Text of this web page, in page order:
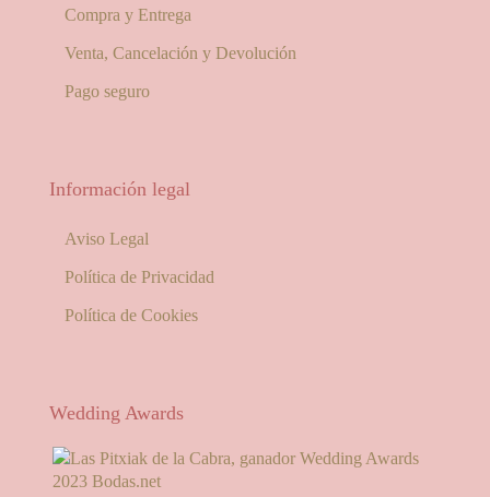
Compra y Entrega
Venta, Cancelación y Devolución
Pago seguro
Información legal
Aviso Legal
Política de Privacidad
Política de Cookies
Wedding Awards